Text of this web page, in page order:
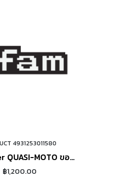
NOW
4931253011580
QUASI-MOTO ขอบ
พับ
฿1,200.00